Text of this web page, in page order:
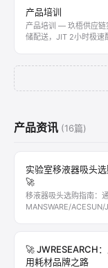
产品培训
产品培训 — 玖梧供应链
储配送，JIT 2小时极速
产品资讯 (16篇)
实验室移液器吸头
🚀
移液器吸头选购指南：
MANSWARE/
🚀 JWRESEARCH
用耗材品牌之路